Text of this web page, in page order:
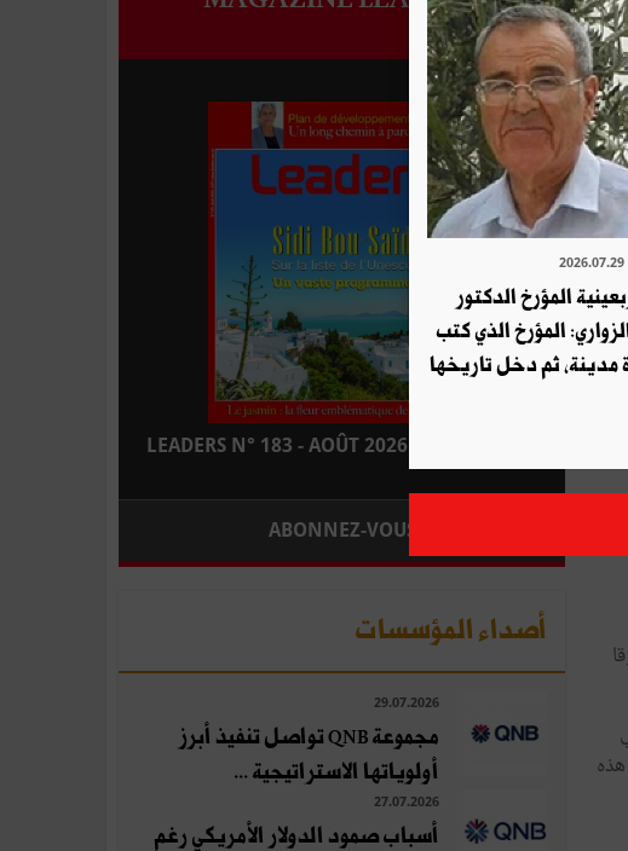
أديس
LEADERS N° 183 - AOÛT 2026 : EN KIOSQUE
ABONNEZ-VOUS
أصداء المؤسسات
29.07.2026
مجموعة QNB تواصل تنفيذ أبرز
أولوياتها الاستراتيجية ...
27.07.2026
أسباب صمود الدولار الأمريكي رغم
المؤرخ الدكتور
المؤرخ الذي كتب
مدينة، ثم دخل تاريخها